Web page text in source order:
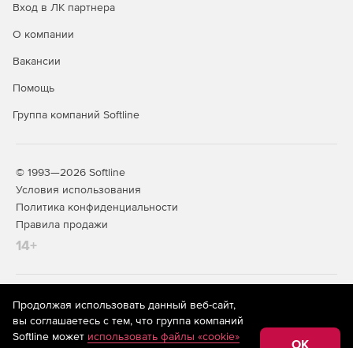
Вход в ЛК партнера
О компании
Вакансии
Помощь
Группа компаний Softline
© 1993—2026 Softline
Условия использования
Политика конфиденциальности
Правила продажи
14+
На информационном ресурсе store.softline.ru применяются
рекомендательные технологии
(информационные технологии
предоставления информации на основе сбора,
систематизации и анализа сведений, относящихся к
Продолжая использовать данный веб-сайт,
вы соглашаетесь с тем, что группа компаний
Softline может использовать файлы «cookie»
OK